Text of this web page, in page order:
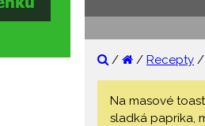
/ / Recepty /
Na masové
sladká paprika,